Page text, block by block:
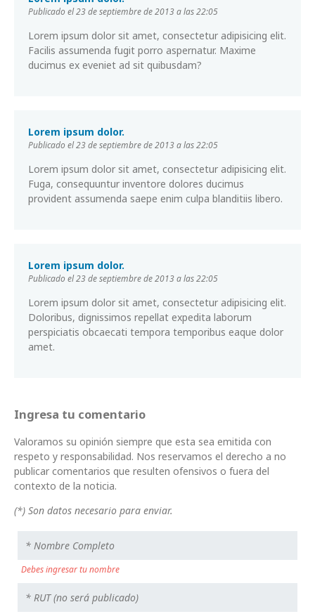
Publicado el 23 de septiembre de 2013 a las 22:05
Lorem ipsum dolor sit amet, consectetur adipisicing elit.
Facilis assumenda fugit porro aspernatur. Maxime
ducimus ex eveniet ad sit quibusdam?
Lorem ipsum dolor.
Publicado el 23 de septiembre de 2013 a las 22:05
Lorem ipsum dolor sit amet, consectetur adipisicing elit.
Fuga, consequuntur inventore dolores ducimus
provident assumenda saepe enim culpa blanditiis libero.
Lorem ipsum dolor.
Publicado el 23 de septiembre de 2013 a las 22:05
Lorem ipsum dolor sit amet, consectetur adipisicing elit.
Doloribus, dignissimos repellat expedita laborum
perspiciatis obcaecati tempora temporibus eaque dolor
amet.
Ingresa tu comentario
Valoramos su opinión siempre que esta sea emitida con
respeto y responsabilidad. Nos reservamos el derecho a no
publicar comentarios que resulten ofensivos o fuera del
contexto de la noticia.
(*) Son datos necesario para enviar.
Debes ingresar tu nombre